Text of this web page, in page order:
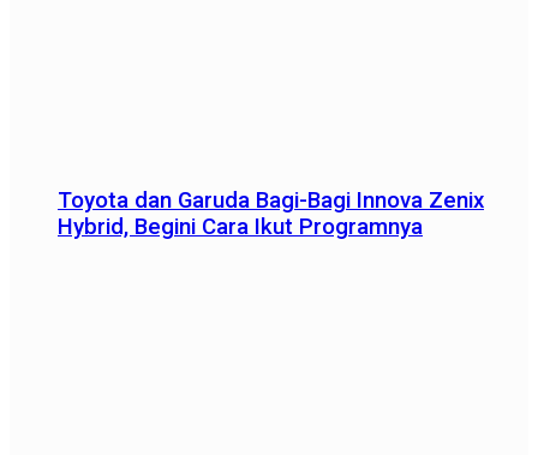
Toyota dan Garuda Bagi-Bagi Innova Zenix
Hybrid, Begini Cara Ikut Programnya